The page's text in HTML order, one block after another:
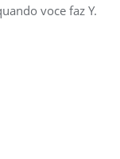
voce faz Y.